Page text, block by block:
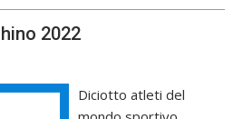
2022
Diciotto atleti del